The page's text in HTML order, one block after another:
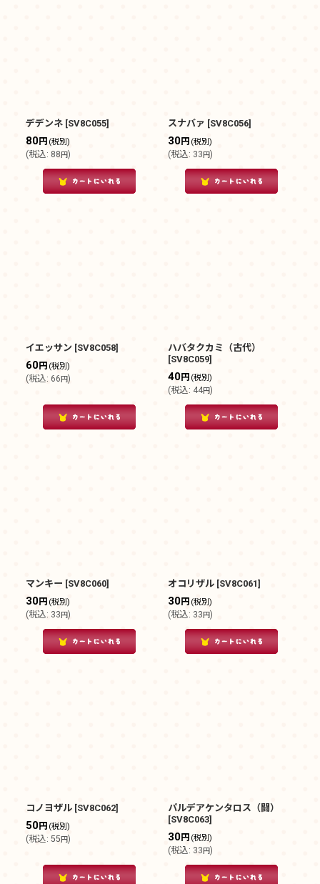
デデンネ [SV8C055]
80円 (税別)
(税込: 88円)
スナバァ [SV8C056]
30円 (税別)
(税込: 33円)
イエッサン [SV8C058]
60円 (税別)
(税込: 66円)
ハバタクカミ（古代）
[SV8C059]
40円 (税別)
(税込: 44円)
マンキー [SV8C060]
30円 (税別)
(税込: 33円)
オコリザル [SV8C061]
30円 (税別)
(税込: 33円)
コノヨザル [SV8C062]
50円 (税別)
(税込: 55円)
パルデアケンタロス（闘）
[SV8C063]
30円 (税別)
(税込: 33円)